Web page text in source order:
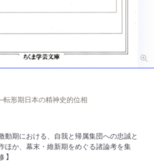
形期日本の精神史的位相
動期における、自我と帰属集団への忠誠と
ほか、幕末・維新期をめぐる諸論考を集
】